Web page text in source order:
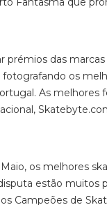
das
fotografando os
As melhores
os melhores
estão
Campeões de